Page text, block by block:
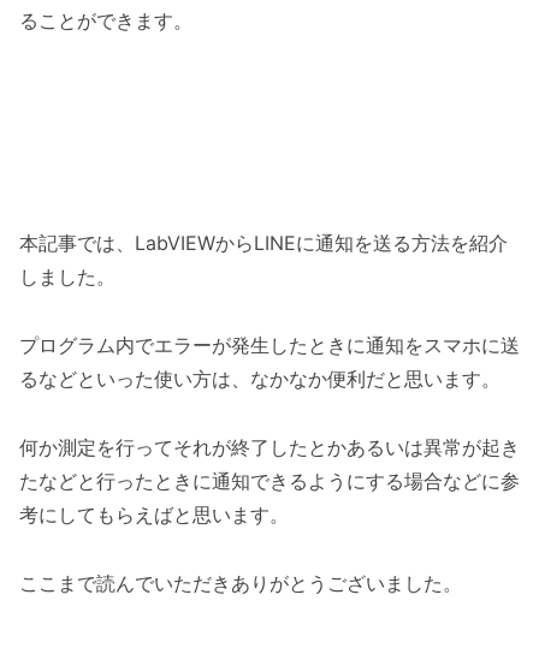
ることができます。
本記事では、LabVIEWからLINEに通知を送る方法を紹介
しました。
プログラム内でエラーが発生したときに通知をスマホに送
るなどといった使い方は、なかなか便利だと思います。
何か測定を行ってそれが終了したとかあるいは異常が起き
たなどと行ったときに通知できるようにする場合などに参
考にしてもらえばと思います。
ここまで読んでいただきありがとうございました。